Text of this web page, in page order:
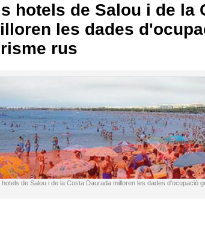
hotels de Salou i de la
les dades
rus
hotels de Salou i de la Costa Daurada milloren les dades d'ocupació